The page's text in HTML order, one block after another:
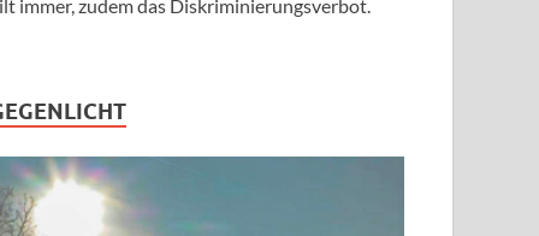
immer, zudem das Diskriminierungsverbot.